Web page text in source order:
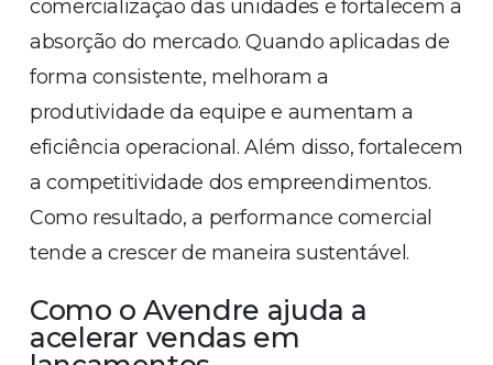
comercialização das unidades e fortalecem a
absorção do mercado. Quando aplicadas de
forma consistente, melhoram a
produtividade da equipe e aumentam a
eficiência operacional. Além disso, fortalecem
a competitividade dos empreendimentos.
Como resultado, a performance comercial
tende a crescer de maneira sustentável.
Como o Avendre ajuda a
acelerar vendas em